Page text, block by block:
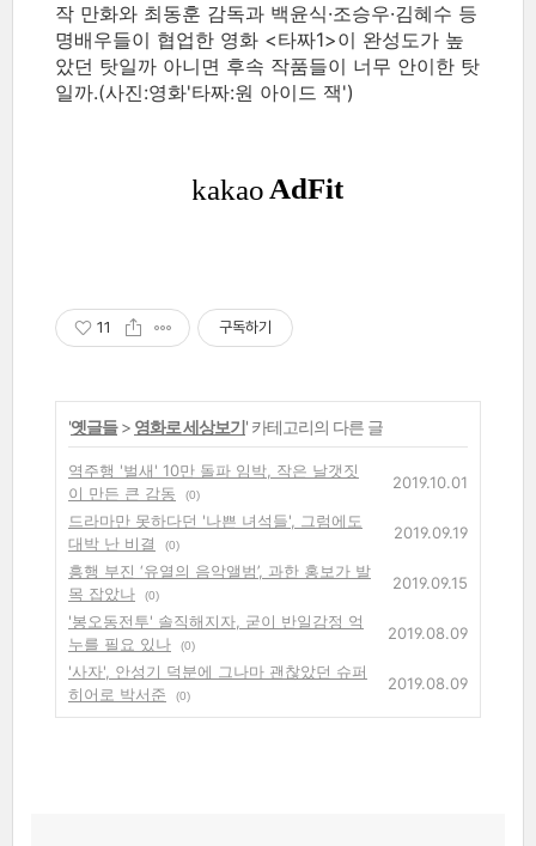
작 만화와 최동훈 감독과 백윤식·조승우·김혜수 등
명배우들이 협업한 영화 <타짜1>이 완성도가 높
았던 탓일까 아니면 후속 작품들이 너무 안이한 탓
일까.(사진:영화'타짜:원 아이드 잭')
11 구독하기
'옛글들> 영화로 세상보기' 카테고리의 다른 글
역주행 '벌새' 10만 돌파 임박, 작은 날갯짓
이 만든 큰 감동
(0)
2019.10.01
드라마만 못하다던 '나쁜 녀석들', 그럼에도
대박 난 비결
(0)
2019.09.19
흥행 부진 ‘유열의 음악앨범’, 과한 홍보가 발
목 잡았나
(0)
2019.09.15
'봉오동전투' 솔직해지자, 굳이 반일감정 억
누를 필요 있나
(0)
2019.08.09
'사자', 안성기 덕분에 그나마 괜찮았던 슈퍼
히어로 박서준
(0)
2019.08.09